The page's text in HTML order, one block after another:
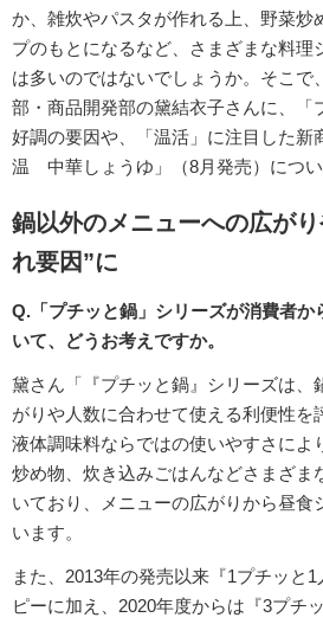
か、雑炊やパスタが作れる上、野菜炒
プのもとになるなど、さまざまな料理
は多いのではないでしょうか。そこで
部・商品開発部の黛結衣子さんに、「
好調の要因や、「温活」に注目した新
温 中華しょうゆ」（8月発売）につい
鍋以外のメニューへの広が
れ要因”に
Q.「プチッと鍋」シリーズが消費者か
いて、どうお考えですか。
黛さん「『プチッと鍋』シリーズは、
がりや人数に合わせて使える利便性を
液体調味料ならではの使いやすさによ
炒め物、炊き込みごはんなどさまざま
いており、メニューの広がりから昼食
います。
また、2013年の発売以来『1プチッと
ピーに加え、2020年度からは『3プチ